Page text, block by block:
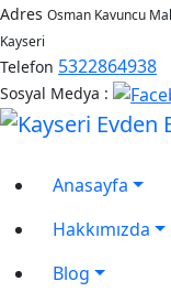
Adres Osman Kavuncu
Kayseri
Telefon 5322864938
Sosyal Medya :
Anasayfa
Hakkımızda
Blog